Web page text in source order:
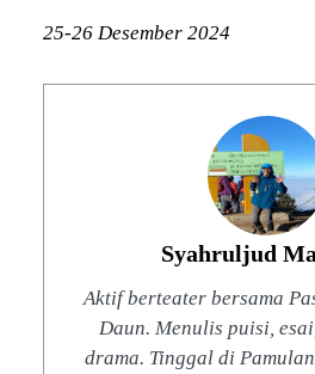
25-26 Desember 2024
Syahruljud
Aktif berteater bersama
Daun. Menulis puisi,
drama. Tinggal di